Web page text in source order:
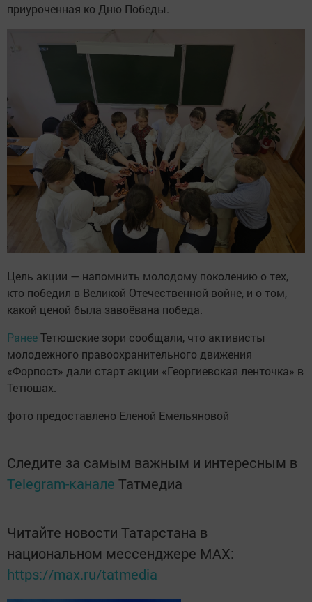
приуроченная ко Дню Победы.
Цель акции — напомнить молодому поколению о тех,
кто победил в Великой Отечественной войне, и о том,
какой ценой была завоёвана победа.
РанееТетюшские зори сообщали, что активисты
молодежного правоохранительного движения
«Форпост» дали старт акции «Георгиевская ленточка» в
Тетюшах.
фото предоставлено Еленой Емельяновой
Следите за самым важным и интересным в
Telegram-канале Татмедиа
Читайте новости Татарстана в
национальном мессенджере MАХ:
https://max.ru/tatmedia